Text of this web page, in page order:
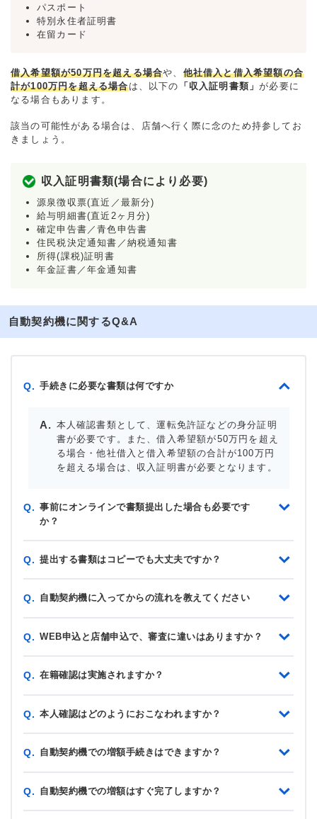
パスポート
特別永住者証明書
在留カード
借入希望額が50万円を超える場合や、 他社借入と借入希望額の合
計が100万円を超える場合は、以下の 「収入証明書類」が必要に
なる場合もあります。
該当の可能性がある場合は、店舗へ行く際に念のため持参してお
きましょう。
収入証明書類(場合により必要)
源泉徴収票(直近／最新分)
給与明細書(直近2ヶ月分)
確定申告書／青色申告書
住民税決定通知書／納税通知書
所得(課税)証明書
年金証書／年金通知書
自動契約機に関するQ&A
Q. 手続きに必要な書類は何ですか
本人確認書類として、運転免許証などの身分証明
書が必要です。また、借入希望額が50万円を超え
る場合・他社借入と借入希望額の合計が100万円
を超える場合は、収入証明書が必要となります。
Q. 事前にオンラインで書類提出した場合も必要です
か？
Q. 提出する書類はコピーでも大丈夫ですか？
Q. 自動契約機に入ってからの流れを教えてください
Q. WEB申込と店舗申込で、審査に違いはありますか？
Q. 在籍確認は実施されますか？
Q. 本人確認はどのようにおこなわれますか？
Q. 自動契約機での増額手続きはできますか？
Q. 自動契約機での増額はすぐ完了しますか？